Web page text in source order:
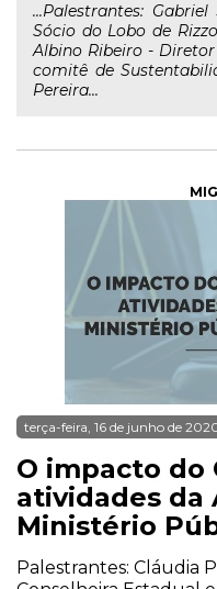
...Palestrantes: Gabriel
Sócio do Lobo de
Albino Ribeiro -
comitê de
Pereira...
terça-feira, 16 de junho de
O impacto do
atividades da
Ministério
Palestrantes: Cláudia